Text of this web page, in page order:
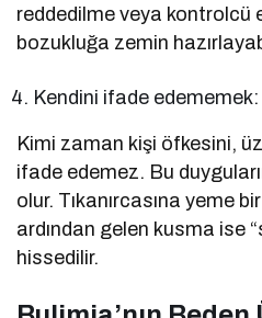
reddedilme veya kontrolcü
bozukluğa zemin
Kendini ifade edememek:
Kimi zaman kişi öfkesini,
ifade edemez. Bu
olur. Tıkanırcasına yeme
ardından gelen kusma ise
hissedilir.